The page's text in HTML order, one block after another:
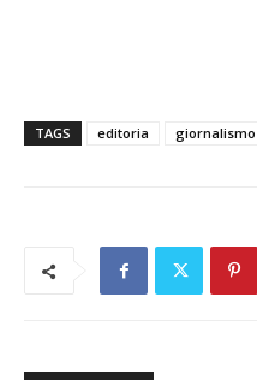
TAGS editoria giornalismo